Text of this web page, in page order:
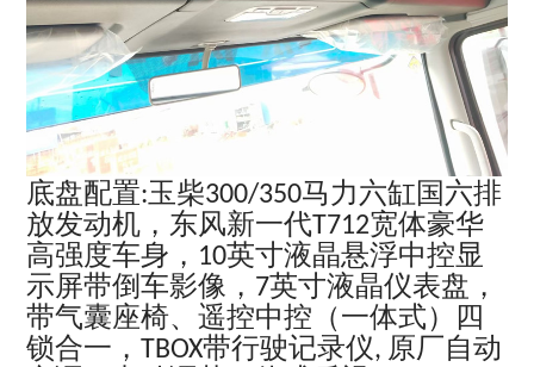
底盘配置:玉柴300/350马力六缸国六排
放发动机，东风新一代T712宽体豪华
高强度车身， 10英寸液晶悬浮中控显
示屏带倒车影像， 7英寸液晶仪表盘，
带气囊座椅、遥控中控（一体式）四
锁合一，TBOX带行驶记录仪, 原厂自动